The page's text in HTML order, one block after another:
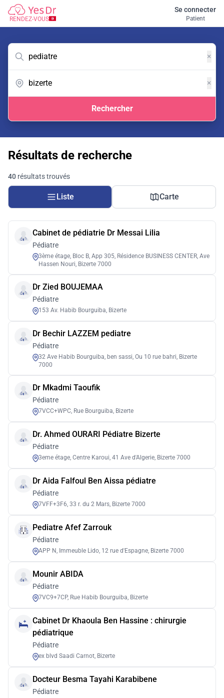
RENDEZ-VOUS
Se connecter
Patient
×
×
Rechercher
Résultats de recherche
40 résultats trouvés
Liste Carte
Cabinet de pédiatrie Dr Messai Lilia
Pédiatre
3ème étage, Bloc B, App 305, Résidence BUSINESS CENTER, Ave
Hassen Nouri, Bizerte 7000
Dr Zied BOUJEMAA
Pédiatre
153 Av. Habib Bourguiba, Bizerte
Dr Bechir LAZZEM pediatre
Pédiatre
32 Ave Habib Bourguiba, ben sassi, Ou 10 rue bahri, Bizerte
7000
Dr Mkadmi Taoufik
Pédiatre
7VCC+WPC, Rue Bourguiba, Bizerte
Dr. Ahmed OURARI Pédiatre Bizerte
Pédiatre
3eme étage, Centre Karoui, 41 Ave d'Algerie, Bizerte 7000
Dr Aida Falfoul Ben Aissa pédiatre
Pédiatre
7VFF+3F6, 33 r. du 2 Mars, Bizerte 7000
Pediatre Afef Zarrouk
Pédiatre
APP N, Immeuble Lido, 12 rue d'Espagne, Bizerte 7000
Mounir ABIDA
Pédiatre
7VC9+7CP, Rue Habib Bourguiba, Bizerte
Cabinet Dr Khaoula Ben Hassine : chirurgie
pédiatrique
Pédiatre
ex blvd Saadi Carnot, Bizerte
Docteur Besma Tayahi Karabibene
Pédiatre